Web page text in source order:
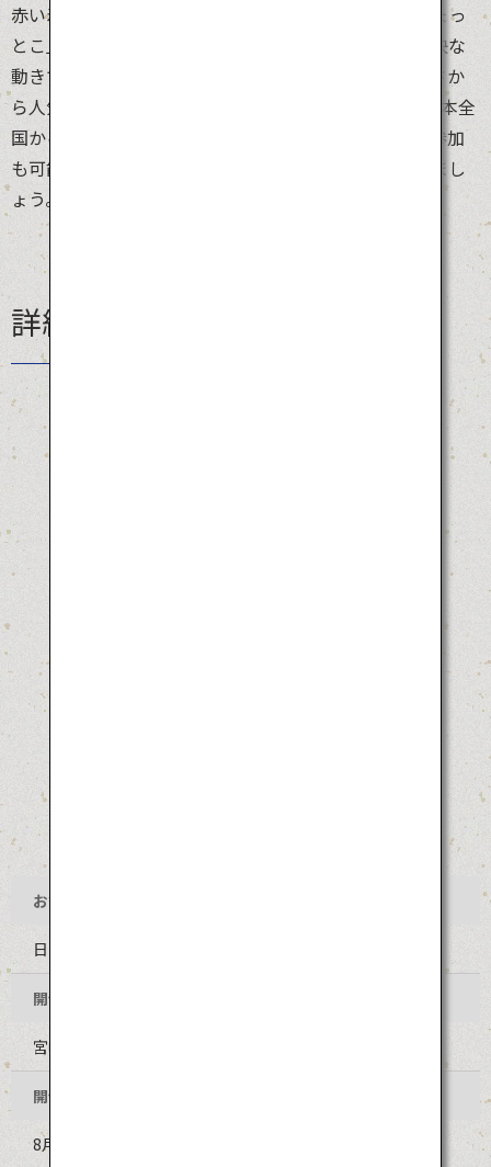
赤い着物に白の帯の衣装に身をつつんだ男女が、「ひょっ
とこ」「おかめ」または「キツネ」のお面をつけ、愉快な
動きで踊りながら街を練り歩きます。その踊りの面白さか
ら人気がぐんぐん上り、今では約2,000人の踊り手が日本全
国から集まります。事前申し込みをすればパレードに参加
も可能。湧き起こる大爆笑で、夏の暑さを吹き飛ばしまし
ょう。
詳細情報
お祭り名
日向ひょっとこ夏祭り
開催地
宮崎県日向市 中心部
開催時期
8月第1土曜日